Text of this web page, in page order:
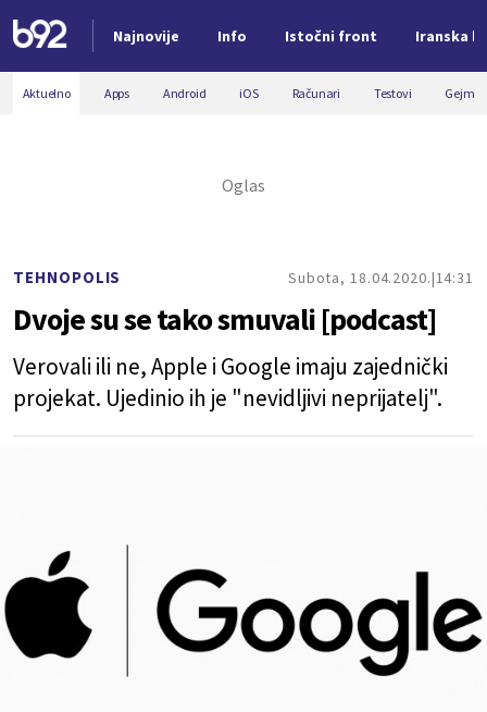
Najnovije Info Istočni front Iranska
Nova vest
Aktuelno Apps Android iOS Računari Testovi
TEHNOPOLIS Subota, 18.04.2020. 14:31
Dvoje su se tako smuvali [podcast]
Verovali ili ne, Apple i Google imaju zajednički
projekat. Ujedinio ih je "nevidljivi neprijatelj".